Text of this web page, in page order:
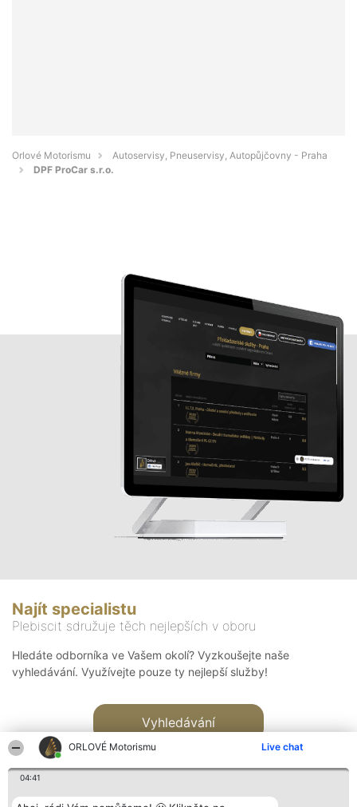
ORLOVÉ Motorismu Live chat
04:41
Orlové Motorismu
Autoservisy, Pneuservisy, Autopůjčovny - Praha
DPF ProCar s.r.o.
Najít specialistu
Plebiscit sdružuje těch nejlepších v oboru
Hledáte odborníka ve Vašem okolí? Vyzkoušejte naše
vyhledávání. Využívejte pouze ty nejlepší služby!
Vyhledávání